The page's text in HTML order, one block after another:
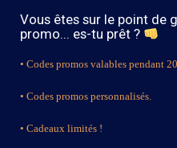
Vous êtes sur le point de
promo... es-tu prêt ?
• Codes promos valables pendant
• Codes promos personnalisés.
• Cadeaux limités !